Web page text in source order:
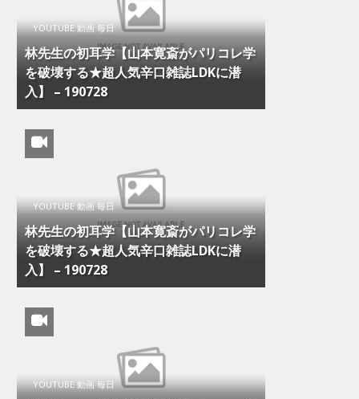
YOUTUBE 動画 毎日
林先生の初耳学【山本寛斎がパリコレ学
を破壊する★超人気辛口雑誌LDKに潜
入】 – 190728
YOUTUBE 動画 毎日
林先生の初耳学【山本寛斎がパリコレ学
を破壊する★超人気辛口雑誌LDKに潜
入】 – 190728
YOUTUBE 動画 毎日